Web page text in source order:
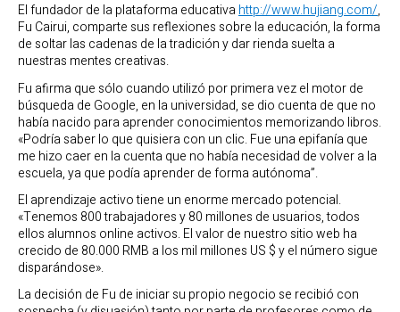
El fundador de la plataforma educativahttp://www.hujiang.com/,
Fu Cairui, comparte sus reflexiones sobre la educación, la forma
de soltar las cadenas de la tradición y dar rienda suelta a
nuestras mentes creativas.
Fu afirma que sólo cuando utilizó por primera vez el motor de
búsqueda de Google, en la universidad, se dio cuenta de que no
había nacido para aprender conocimientos memorizando libros.
«Podría saber lo que quisiera con un clic. Fue una epifanía que
me hizo caer en la cuenta que no había necesidad de volver a la
escuela, ya que podía aprender de forma autónoma”.
El aprendizaje activo tiene un enorme mercado potencial.
«Tenemos 800 trabajadores y 80 millones de usuarios, todos
ellos alumnos online activos. El valor de nuestro sitio web ha
crecido de 80.000 RMB a los mil millones US $ y el número sigue
disparándose».
La decisión de Fu de iniciar su propio negocio se recibió con